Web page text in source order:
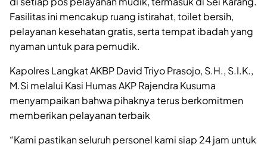
Fasilitas ini mencakup ruang istirahat, toilet bersih,
pelayanan kesehatan gratis, serta tempat ibadah yang
nyaman untuk para pemudik.
Kapolres Langkat AKBP David Triyo Prasojo, S.H., S.I.K.,
M.Si melalui Kasi Humas AKP Rajendra Kusuma
menyampaikan bahwa pihaknya terus berkomitmen
memberikan pelayanan terbaik
“Kami pastikan seluruh personel kami siap 24 jam untuk